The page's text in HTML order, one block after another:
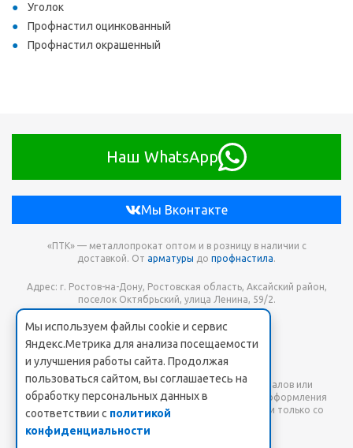
Уголок
Профнастил оцинкованный
Профнастил окрашенный
Наш WhatsApp
Мы Вконтакте
«ПТК» — металлопрокат оптом и в розницу в наличии с
доставкой. От арматуры до профнастила.
Адрес: г. Ростов-на-Дону, Ростовская область, Аксайский район,
поселок Октябрьский, улица Ленина, 59/2.
Телефон для заказа: +7 938 173-68-21
Онлайн заявка: PTK-SHOP@yandex.ru
Любое использование либо копирование материалов или
подборки материалов сайта, элементов дизайна и оформления
допускается лишь с разрешения правообладателя и только со
Мы используем файлы cookie и сервис
Яндекс.Метрика для анализа посещаемости
и улучшения работы сайта. Продолжая
пользоваться сайтом, вы соглашаетесь на
обработку персональных данных в
соответствии с политикой
конфиденциальности